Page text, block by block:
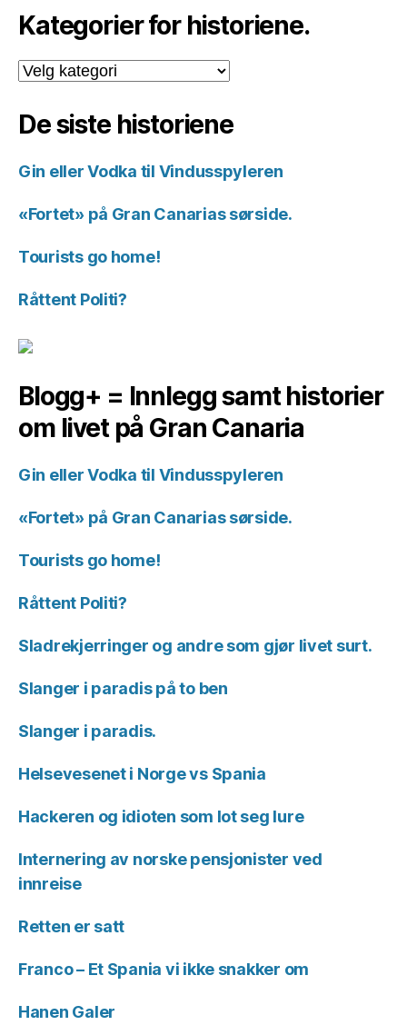
Kategorier for historiene.
Kategorier
for
De siste historiene
Gin eller Vodka til Vindusspyleren
«Fortet» på Gran Canarias sørside.
Tourists go home!
Råttent Politi?
Blogg+ = Innlegg samt historier
om livet på Gran Canaria
Gin eller Vodka til Vindusspyleren
«Fortet» på Gran Canarias sørside.
Tourists go home!
Råttent Politi?
Sladrekjerringer og andre som gjør livet surt.
Slanger i paradis på to ben
Slanger i paradis.
Helsevesenet i Norge vs Spania
Hackeren og idioten som lot seg lure
Internering av norske pensjonister ved
innreise
Retten er satt
Franco – Et Spania vi ikke snakker om
Hanen Galer